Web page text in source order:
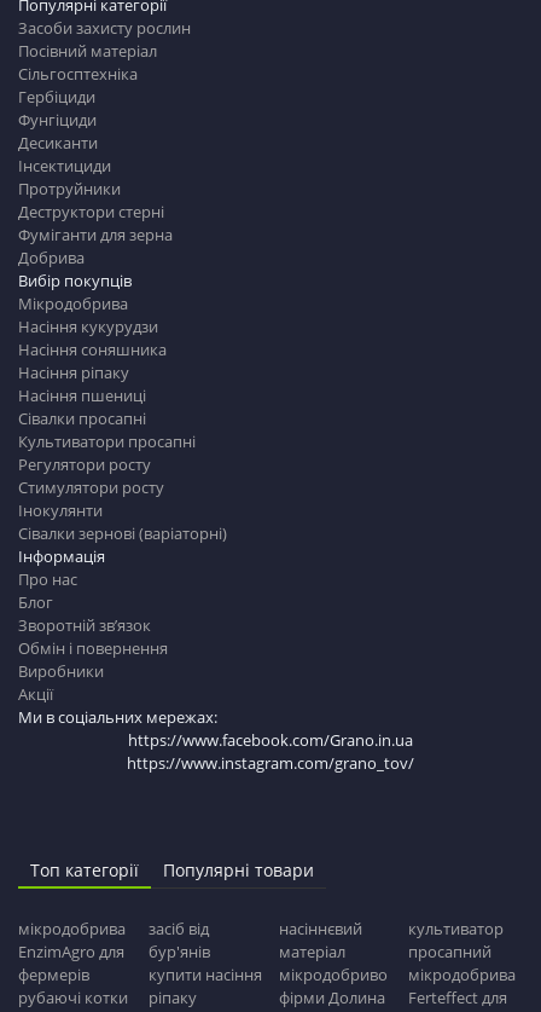
Інформація
Про нас
Блог
Зворотній зв’язок
Обмін і повернення
Виробники
Акції
Ми в соціальних мережах:
https://www.facebook.com/Grano.in.ua
https://www.instagram.com/grano_tov/
Популярні категорії
Засоби захисту рослин
Посівний матеріал
Сільгосптехніка
Гербіциди
Фунгіциди
Десиканти
Інсектициди
Протруйники
Деструктори стерні
Фуміганти для зерна
Добрива
Вибір покупців
Мікродобрива
Насіння кукурудзи
Насіння соняшника
Насіння ріпаку
Насіння пшениці
Сівалки просапні
Культиватори просапні
Регулятори росту
Стимулятори росту
Інокулянти
Сівалки зернові (варіаторні)
Топ категорії Популярні товари
мікродобрива
EnzimAgro для
фермерів
рубаючі котки
засіб від
бур'янів
купити насіння
ріпаку
насіннєвий
матеріал
мікродобриво
фірми Долина
культиватор
просапний
мікродобрива
Ferteffect для